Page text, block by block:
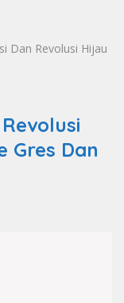
Dan Revolusi Hijau
Gres Dan